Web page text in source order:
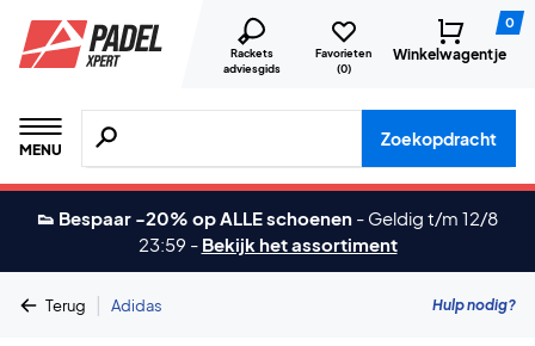
Rackets
adviesgids
Favorieten
(0)
0
Winkelwagentje
MENU
Zoeken naar producten, merken etc.
Zoekopdracht
👟 Bespaar -20% op ALLE schoenen - Geldig t/m 12/8
23:59 - Bekijk het assortiment
Terug | Adidas Hulp nodig?